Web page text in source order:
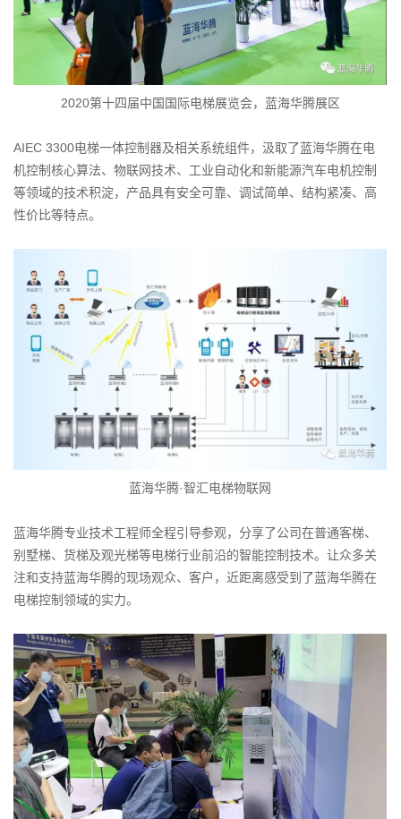
2020第十四届中国国际电梯展览会，蓝海华腾展区
AIEC 3300电梯一体控制器及相关系统组件，汲取了蓝海华腾在电
机控制核心算法、物联网技术、工业自动化和新能源汽车电机控制
等领域的技术积淀，产品具有安全可靠、调试简单、结构紧凑、高
性价比等特点。
蓝海华腾·智汇电梯物联网
蓝海华腾专业技术工程师全程引导参观，分享了公司在普通客梯、
别墅梯、货梯及观光梯等电梯行业前沿的智能控制技术。让众多关
注和支持蓝海华腾的现场观众、客户，近距离感受到了蓝海华腾在
电梯控制领域的实力。